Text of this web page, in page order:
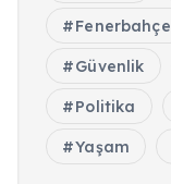
Fenerbahçe
Güvenlik
Politika
Yaşam